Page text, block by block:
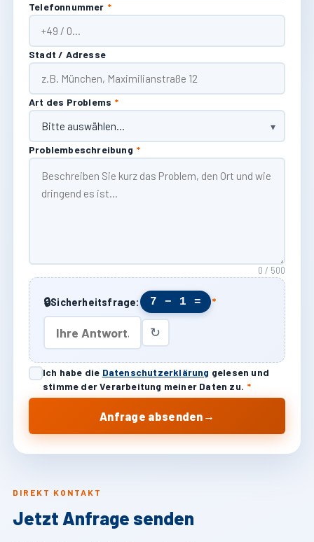
DIREKT KONTAKT
Jetzt Anfrage senden
Telefonnummer *
Stadt / Adresse
Art des Problems *
Problembeschreibung *
0 / 500
🔒Sicherheitsfrage: 7 − 1 = *
↻
Ich habe die Datenschutzerklärung gelesen und
stimme der Verarbeitung meiner Daten zu. *
Anfrage absenden →